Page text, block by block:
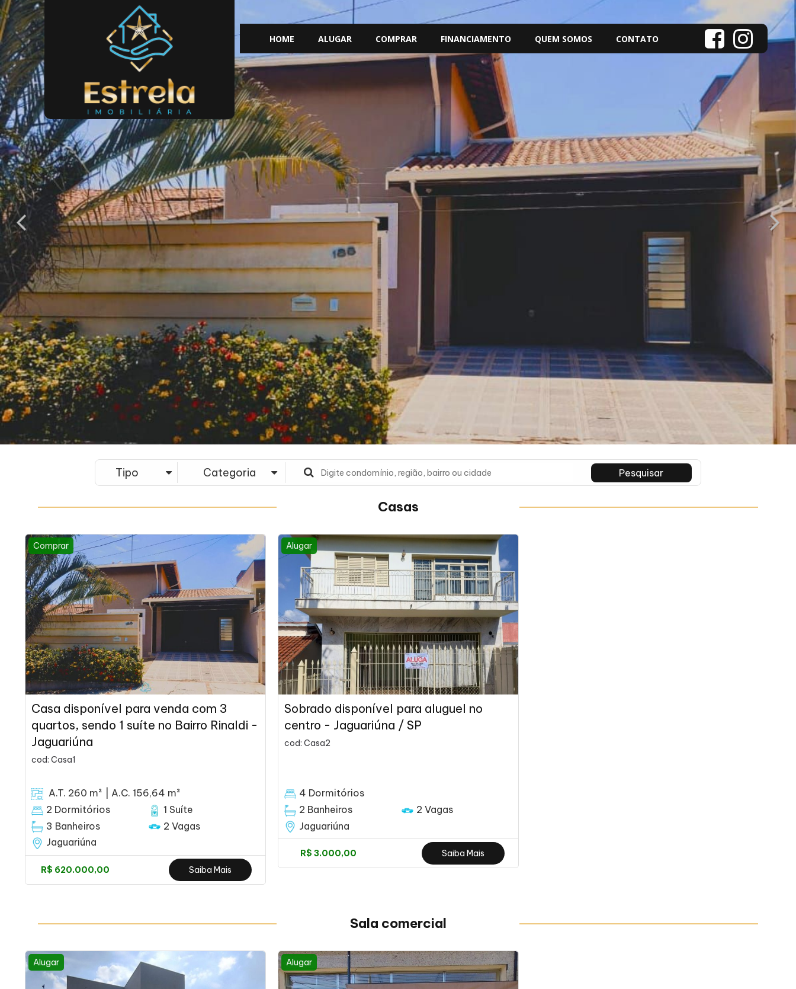
HOME ALUGAR COMPRAR FINANCIAMENTO QUEM SOMOS CONTATO
Casas
Comprar
Casa disponível para venda com 3
quartos, sendo 1 suíte no Bairro Rinaldi -
Jaguariúna
cod: Casa1
A.T. 260 m² | A.C. 156,64 m²
2 Dormitórios
1 Suíte
3 Banheiros
2 Vagas
Jaguariúna
R$ 620.000,00 Saiba Mais
Alugar
Sobrado disponível para aluguel no
centro - Jaguariúna / SP
cod: Casa2
4 Dormitórios
2 Banheiros
2 Vagas
Jaguariúna
R$ 3.000,00 Saiba Mais
Sala comercial
Alugar Alugar